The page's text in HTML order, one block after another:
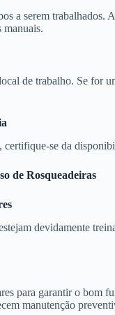
a serem trabalhados.
manuais.
de trabalho. Se for
certifique-se da
de Rosqueadeiras
devidamente
para garantir o bom
manutenção